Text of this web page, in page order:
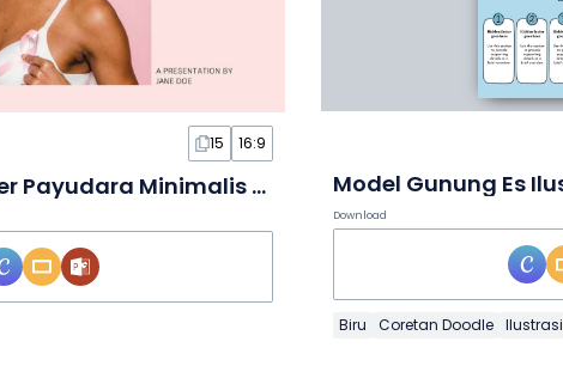
15 16:9
Kesadaran Kanker Payudara Minimalis dalam Slide
Download
Biru Coretan Doodle Ilustrasi